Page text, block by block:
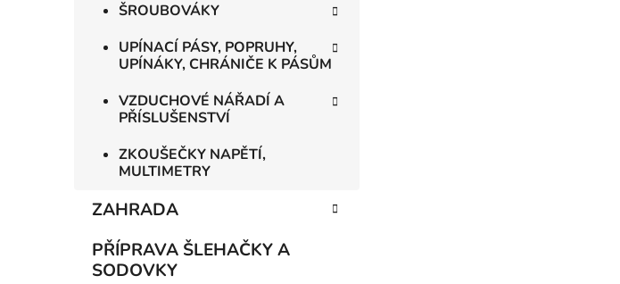
ŠROUBOVÁKY
UPÍNACÍ PÁSY, POPRUHY,
UPÍNÁKY, CHRÁNIČE K PÁSŮM
VZDUCHOVÉ NÁŘADÍ A
PŘÍSLUŠENSTVÍ
ZKOUŠEČKY NAPĚTÍ,
MULTIMETRY
ZAHRADA
PŘÍPRAVA ŠLEHAČKY A
SODOVKY